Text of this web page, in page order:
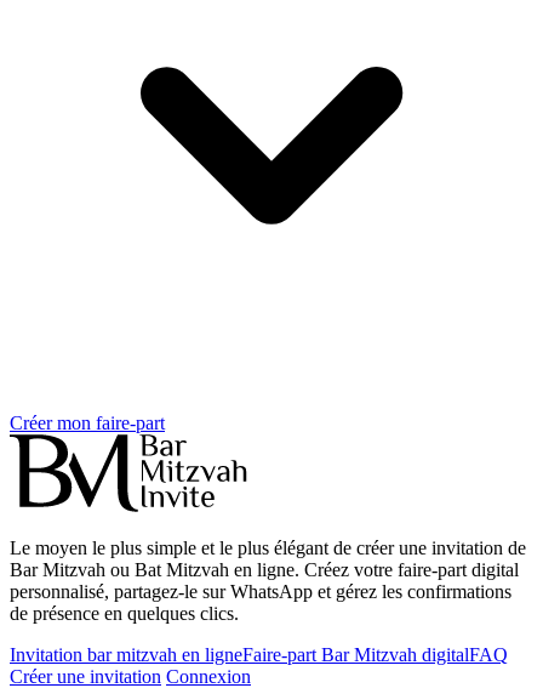
Créer mon faire-part
Le moyen le plus simple et le plus élégant de créer une invitation de
Bar Mitzvah ou Bat Mitzvah en ligne. Créez votre faire-part digital
personnalisé, partagez-le sur WhatsApp et gérez les confirmations
de présence en quelques clics.
Invitation bar mitzvah en ligneFaire-part Bar Mitzvah digitalFAQ
Créer une invitation Connexion